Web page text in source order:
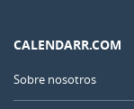
CALENDARR.COM
Sobre nosotros